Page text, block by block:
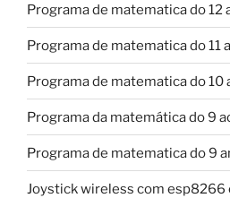
Programa de matematica do 12
Programa de matematica do 11
Programa de matematica do 10
Programa da matemática do 9
Programa de matematica do 9
Joystick wireless com esp8266